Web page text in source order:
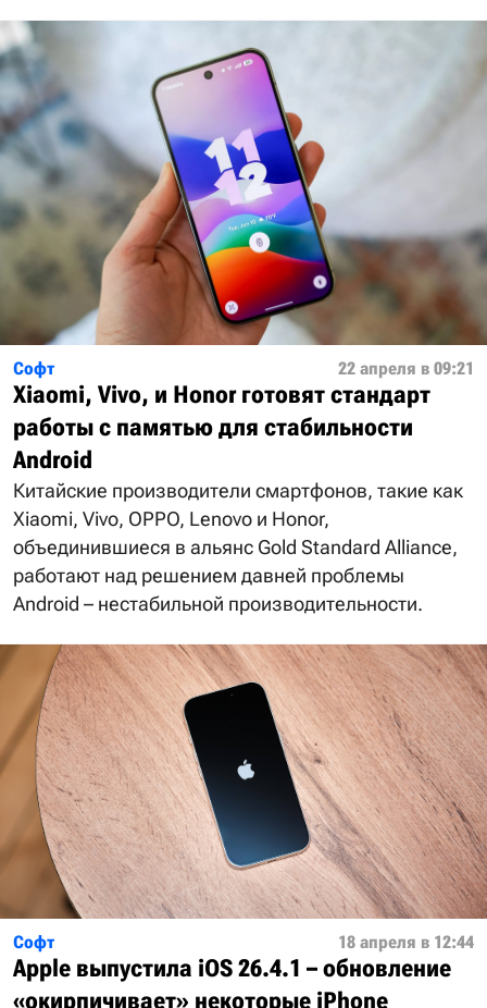
Софт 22 апреля в 09:21
Xiaomi, Vivo, и Honor готовят стандарт
работы с памятью для стабильности
Android
Китайские производители смартфонов, такие как
Xiaomi, Vivo, OPPO, Lenovo и Honor,
объединившиеся в альянс Gold Standard Alliance,
работают над решением давней проблемы
Android – нестабильной производительности.
Софт 18 апреля в 12:44
Apple выпустила iOS 26.4.1 – обновление
«окирпичивает» некоторые iPhone